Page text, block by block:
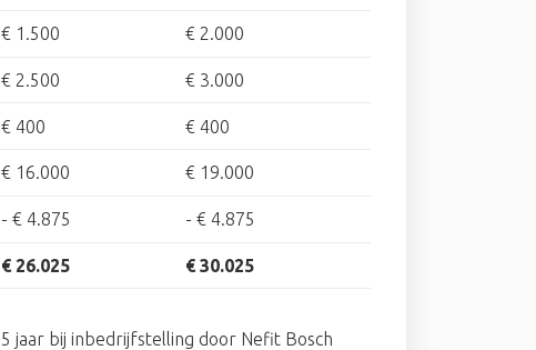
€ 1.500 € 2.000
€ 2.500 € 3.000
€ 400 € 400
€ 16.000 € 19.000
- € 4.875 -€ 4.875
€ 26.025 € 30.025
5 jaar bij inbedrijfstelling door Nefit Bosch